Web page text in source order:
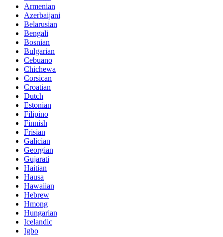
Armenian
Azerbaijani
Belarusian
Bengali
Bosnian
Bulgarian
Cebuano
Chichewa
Corsican
Croatian
Dutch
Estonian
Filipino
Finnish
Frisian
Galician
Georgian
Gujarati
Haitian
Hausa
Hawaiian
Hebrew
Hmong
Hungarian
Icelandic
Igbo